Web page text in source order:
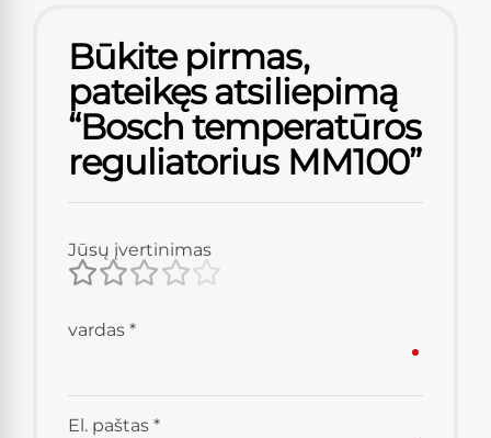
Būkite pirmas,
pateikęs atsiliepimą
“Bosch temperatūros
reguliatorius MM100”
Jūsų įvertinimas
vardas *
El. paštas *